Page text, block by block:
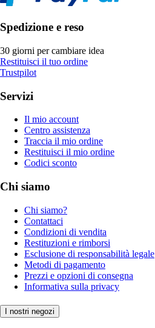
Spedizione e reso
30 giorni per cambiare idea
Restituisci il tuo ordine
Trustpilot
Servizi
Il mio account
Centro assistenza
Traccia il mio ordine
Restituisci il mio ordine
Codici sconto
Chi siamo
Chi siamo?
Contattaci
Condizioni di vendita
Restituzioni e rimborsi
Esclusione di responsabilità legale
Metodi di pagamento
Prezzi e opzioni di consegna
Informativa sulla privacy
I nostri negozi